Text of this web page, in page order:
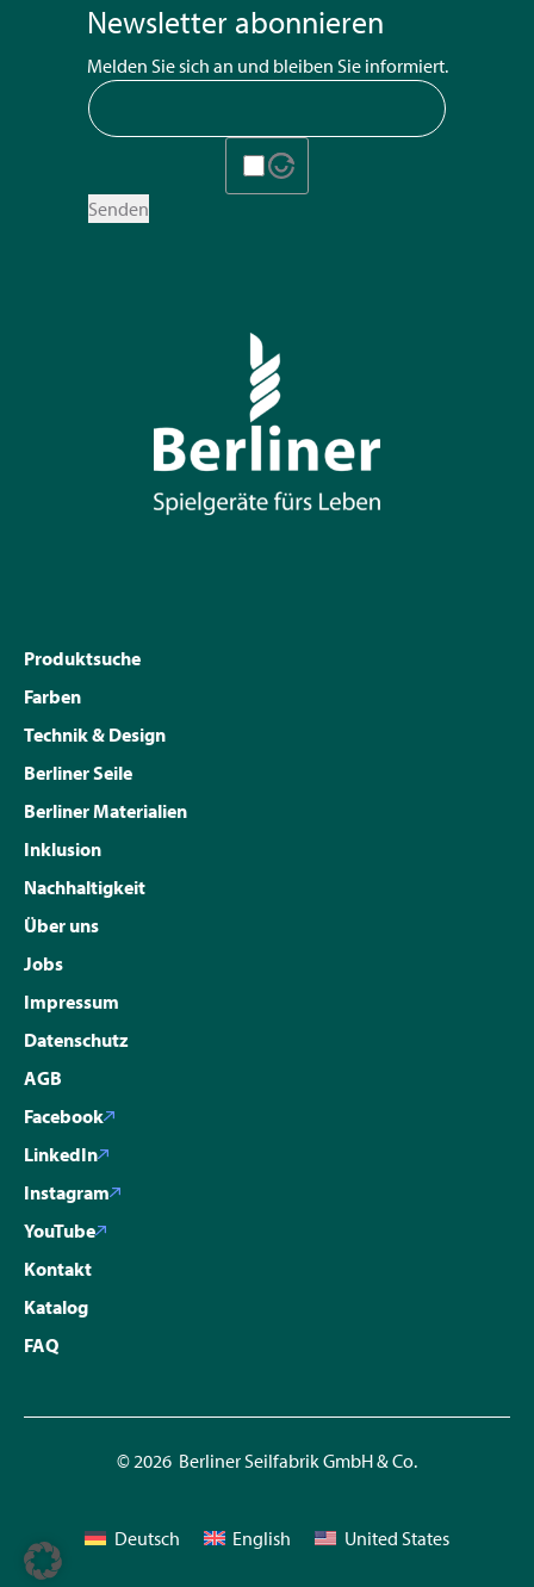
Newsletter abonnieren
Melden Sie sich an und bleiben Sie informiert.
Senden
Produktsuche
Farben
Technik & Design
Berliner Seile
Berliner Materialien
Inklusion
Nachhaltigkeit
Über uns
Jobs
Impressum
Datenschutz
AGB
Facebook
LinkedIn
Instagram
YouTube
Kontakt
Katalog
FAQ
© 2026 Berliner Seilfabrik GmbH & Co.
Deutsch English United States